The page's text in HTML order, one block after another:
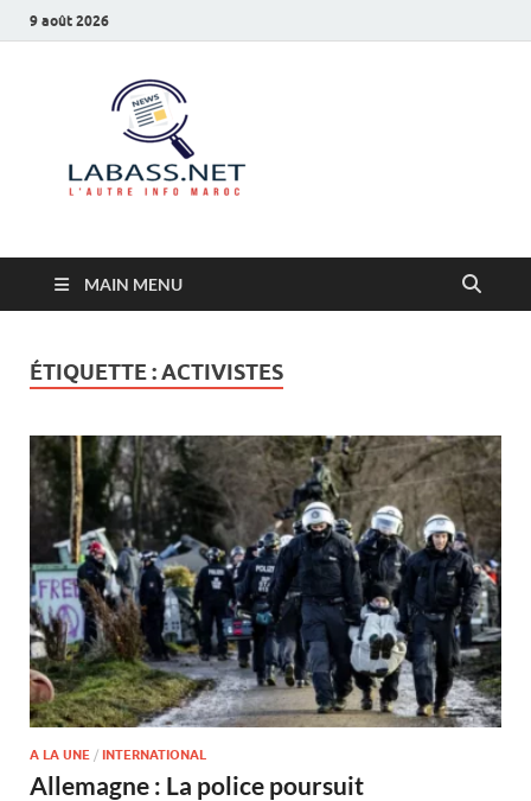
9 août 2026
MAIN MENU
ÉTIQUETTE :ACTIVISTES
A LA UNE / INTERNATIONAL
Allemagne : La police poursuit